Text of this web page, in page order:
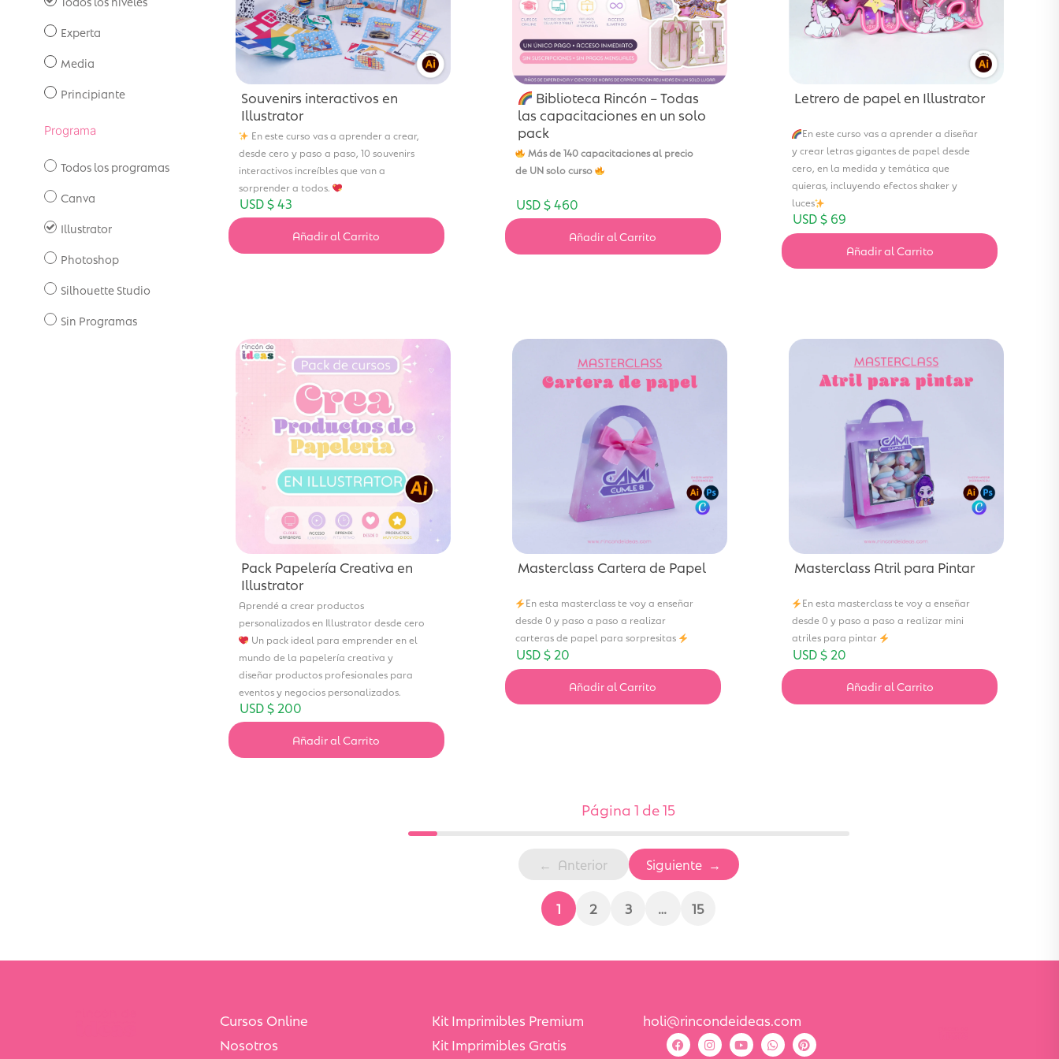
Experta
Media
Principiante
Programa
Todos los programas
Canva
Illustrator
Photoshop
Silhouette Studio
Sin Programas
Souvenirs interactivos en
Illustrator
En este curso vas a aprender a crear,
desde cero y paso a paso, 10 souvenirs
interactivos increíbles que van a
sorprender a todos.
USD $43
Añadir al Carrito
Biblioteca Rincón – Todas
las capacitaciones en un solo
pack
Más de 140 capacitaciones al precio
de UN solo curso
USD $460
Añadir al Carrito
Letrero de papel en Illustrator
En este curso vas a aprender a diseñar
y crear letras gigantes de papel desde
cero, en la medida y temática que
quieras, incluyendo efectos shaker y
luces
USD $ 69
Añadir al Carrito
Pack Papelería Creativa en
Illustrator
Aprendé a crear productos
personalizados en Illustrator desde cero
Un pack ideal para emprender en el
mundo de la papelería creativa y
diseñar productos profesionales para
eventos y negocios personalizados.
USD $ 200
Añadir al Carrito
Masterclass Cartera de Papel
En esta masterclass te voy a enseñar
desde 0 y paso a paso a realizar
carteras de papel para sorpresitas
USD $ 20
Añadir al Carrito
Masterclass Atril para Pintar
En esta masterclass te voy a enseñar
desde 0 y paso a paso a realizar mini
atriles para pintar
USD $ 20
Añadir al Carrito
Página 1 de 15
Anterior Siguiente
1 2 3 … 15
Cursos Online
Nosotros
Kit Imprimibles Premium
Kit Imprimibles Gratis
holi@rincondeideas.com